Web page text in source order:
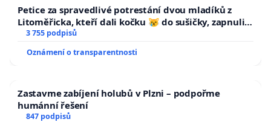
Petice za spravedlivé potrestání dvou mladíků z
Litoměřicka, kteří dali kočku 😿 do sušičky, zapnuli ji
a umírání zvířete natočili.
3 755 podpisů
Oznámení o transparentnosti
Zastavme zabíjení holubů v Plzni – podpořme
humánní řešení
847 podpisů